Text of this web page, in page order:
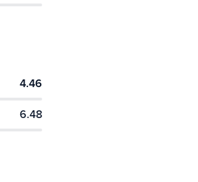
4.46
6.48